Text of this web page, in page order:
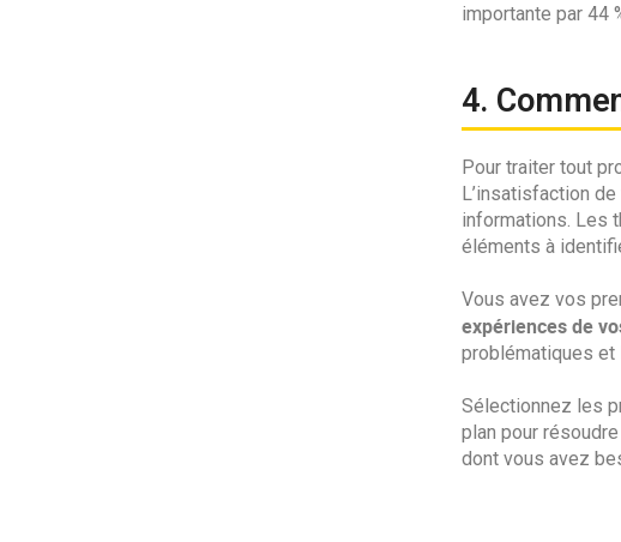
importante par 44
4.
Pour traiter tout
L’insatisfaction
informations. Les
éléments à
Vous avez vos
expériences de
problématiques et
Sélectionnez les
plan pour
dont vous avez